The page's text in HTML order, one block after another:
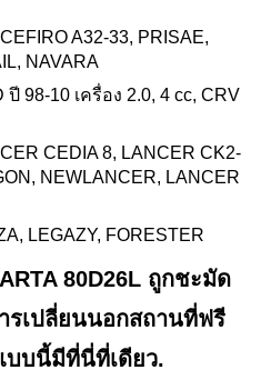
A32-33, PRISAE,
NAVARA
ปี 98-10 เครื่อง 2.0, 4 cc, CRV
CEDIA 8, LANCER CK2-
NEWLANCER, LANCER
LEGAZY, FORESTER
80D26L ถูกชะมัด
รเปลี่ยนนอกสถานที่ฟรี
บบนี้มีที่นี่ที่เดียว.